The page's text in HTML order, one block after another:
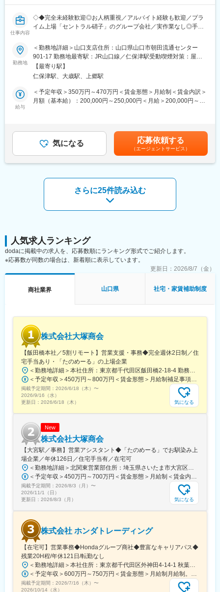
・夜間対応、呼び出し：無
＊商品の入庫や店舗毎の仕分けを行った後は配送会社にバトンタ
ッチ。
っていくため自身でトラックを運転する事はありません。
・現場スタッフの管理…シフト作成、作業指示、勤怠管理等もお
任せいたします。
■徳山センターについて：山口県岩国市から周南市に至るセブンイ
レブン向けのチルド・米飯温度帯商品の共同配送および、チルド
商品の一部の仕分け作業を当センターで実施しております。
ただきます。
未経験からでも着実にスキルを身に付け、物流管理のプロとして
活躍できる環境が揃っています！
指し、スピーディな成長を後押しするため人材育成に惜しみなく
投資しております。新人研修やテーマ研修、役職・職種別階層研
修のほか、世界のコンビニの現状を学ぶ海外研修、さらに約100
種類の通信講座も無料で受講でき、手厚い研修体制が整っていま
仕事内容
◇◆完全未経験歓迎◎お人柄重視／アルバイト経験も歓迎／プラ
イム上場「セントラル硝子」のグループ会社／実作業なし◎手に
プライベートも充実◆◇
＼＼こんな方にオススメ／／
・このままでいい？将来不安…とお悩みの方に☆未経験から専門
スキルを付けて市場価値UP！
・経歴に自信ない…アルバイト経験しかない…そんな方も歓迎！
完全お人柄重視採用◎
■業務内容：
“日本3大ガラスメーカー”といわれるプライム上場「セントラル硝
子」のグループ会社である当社で、建築用板ガラスの施工管理を
＜詳細＞
・建築図面の確認
・現場監督との打合せ及び交渉
・作業員の手配・資材の配送
・工事中の現場状況の把握
※一人あたり5件程度対応
＜施工管理は現場作業員ではありません＞
・工事現場で働く職人さんの仕事がスムーズに行えるようにまと
め役となり、スケジュール管理や協力企業の方との日程調整、品
で、PCスキルや専門知識も身につきます◎
入社後まずは先輩社員と現場に同行し仕事の流れを覚えていただ
きます。また、建築図面の見方なども身につけていただきます。
慣れてきたら（入社後半年～1年後）小さな建築物件のガラス工事
の工程管理からお任せし、現場監督との打合せ及び交渉、作業員
の手配、工事中の現場状況の把握を行っていただきます。
弊社の商品を学ぶ研修や本社研修、外部研修など未経験からでも
一から学ぶ事ができる環境です◎
■働きやすい環境：
残業は入社3年目くらいまでは残業ほとんどなく、月平均5時間程
おり、働きやすい環境です。
■当社について
◎当社は“日本3大ガラスメーカー”といわれる「セントラル硝子」
グループを支える販売会社です。
◎拠点は北海道から九州まで販売網を持ち、街で暮らす人々の生
活をガラスを通して支えています。
勤務地
＜勤務地詳細＞山口支店住所：山口県山口市朝田流通センター
901-17 勤務地最寄駅：JR山口線／仁保津駅受動喫煙対策：屋内
全面禁煙
【最寄り駅】
仁保津駅、大歳駅、上郷駅
給与
＜予定年収＞350万円～470万円＜賃金形態＞月給制＜賃金内訳＞
月額（基本給）：200,000円～250,000円＜月給＞200,000円～
でも目安の金額であり、選考を通じて上下する可能性がありま
す。月給(月額)は固定手当を含めた表記です。
気になる 応募依頼する
（エージェントサービス）
さらに25件読み込む
人気求人ランキング
dodaに掲載中の求人を、応募数順にランキング形式でご紹介します。
※応募数が同数の場合は、新着順に表示しています。
更新日： 2026/8/7（金）
商社業界 山口県 社宅・家賃補助制度
株式会社大塚商会
【飯田橋本社／5割リモート】営業支援・事務◆完全週休2日制／住
宅手当あり・「たのめーる」の上場企業
＜勤務地詳細＞本社住所：東京都千代田区飯田橋2-18-4 勤務地最寄駅：中央本線／水道橋駅受動喫煙対策：屋内全面禁煙変更の範囲：会社の定める事業所（リモートワーク含む）
＜予定年収＞450万円～800万円＜賃金形態＞月給制補足事項なし＜賃金内訳＞月額（基本給）：249,000円～475,000円その他固定手当/月：25,000円～45,000円＜月給＞274,000円～520,000円＜昇給有無＞有＜残業手当＞有＜給与補足＞※経験、能力、年齢などを考慮の上、規定により決定賃金はあくまでも目安の金額であり、選考を通じて上下する可能性があります。月給(月額)は固定手当を含めた表記です。
掲載予定期間： 2026/6/18（木） 〜
2026/9/16（水）
更新日： 2026/6/18（木） 気になる
New
株式会社大塚商会
【大宮駅／事務】営業アシスタント◆「たのめーる」でお馴染み上
場企業／年休126日／住宅手当有／在宅可
＜勤務地詳細＞北関東営業部住所：埼玉県さいたま市大宮区桜木町1-195-1 大宮ソラミチKOZ 12階受動喫煙対策：屋内全面禁煙変更の範囲：会社の定める事業所（リモートワーク含む）
＜予定年収＞450万円～700万円＜賃金形態＞月給制＜賃金内訳＞月額（基本給）：274,000円～400,000円＜月給＞274,000円～400,000円＜昇給有無＞有＜残業手当＞有＜給与補足＞※経験・スキルを考慮のうえ、当社規定にて決定■昇給：年1回■賞与：年2回（7月・12月）賃金はあくまでも目安の金額であり、選考を通じて上下する可能性があります。月給(月額)は固定手当を含めた表記です。
掲載予定期間： 2026/8/3（月） 〜
2026/11/1（日）
更新日： 2026/8/3（月） 気になる
株式会社 ホンダトレーディング
【在宅可】営業事務◆Hondaグループ商社◆豊富なキャリアパス◆
残業20H程/年休121日/転勤なし
＜勤務地詳細＞本社住所：東京都千代田区外神田4-14-1 秋葉原UDX南ウイング18F勤務地最寄駅：JR山手線・総武線／秋葉原駅受動喫煙対策：屋内全面禁煙変更の範囲：会社の定める事業所（リモートワーク含む）
＜予定年収＞600万円～750万円＜賃金形態＞月給制月給制。賞与昨年支給実績6.7ヶ月分。＜賃金内訳＞月額（基本給）：300,000円～410,000円＜月給＞300,000円～410,000円＜昇給有無＞有＜残業手当＞有＜給与補足＞賞与は直近3年間の平均で6.5か月分支給として計算。全社平均である20時間分の時間外手当含む。時間外手当は1分単位で支給。賃金はあくまでも目安の金額であり、選考を通じて上下する可能性があります。月給(月額)は固定手当を含めた表記です。
掲載予定期間： 2026/7/16（木） 〜
2026/10/14（水）